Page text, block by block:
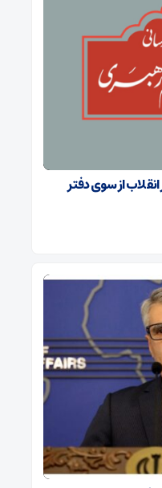
از سوی دفتر